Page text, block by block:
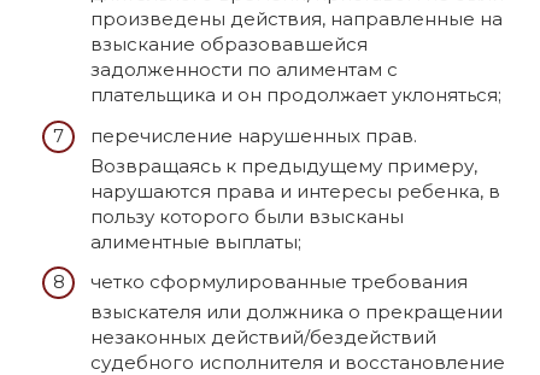
произведены действия, направленные на
взыскание образовавшейся
задолженности по алиментам с
плательщика и он продолжает уклоняться;
перечисление нарушенных прав.
Возвращаясь к предыдущему примеру,
нарушаются права и интересы ребенка, в
пользу которого были взысканы
алиментные выплаты;
четко сформулированные требования
взыскателя или должника о прекращении
незаконных действий/бездействий
судебного исполнителя и восстановление